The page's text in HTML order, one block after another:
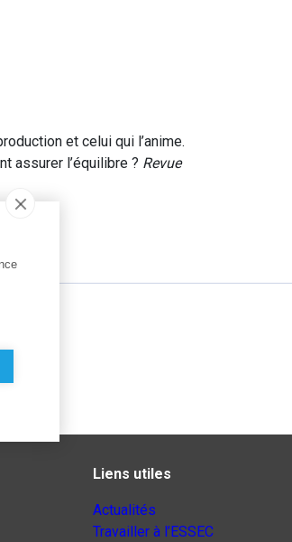
et celui qui l’anime.
assurer l’équilibre ? Revue
Liens utiles
Actualités
Travailler à l’ESSEC